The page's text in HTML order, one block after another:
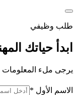
طلب وظيفي
ابدأ حياتك
يرجى ملء المعلومات
الاسم الأول *